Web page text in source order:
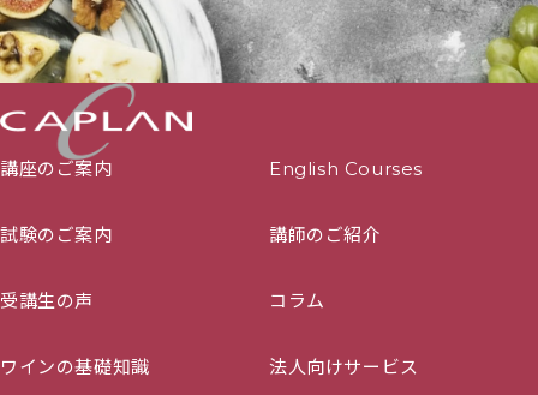
講座のご案内 English Courses
試験のご案内 講師のご紹介
受講生の声 コラム
ワインの基礎知識 法人向けサービス